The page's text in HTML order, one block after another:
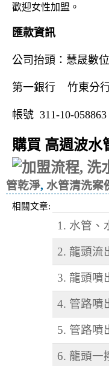
歡迎女性加盟。
匯款資訊
公司抬頭：慧晟數
第一銀行 竹東分
帳號 311-10-058863
購買 高週波水
管乾淨, 水管清洗案
相關文章:
1. 水管、
2. 龍頭流
3. 龍頭噴
4. 管路噴
5. 管路噴
6. 龍頭一